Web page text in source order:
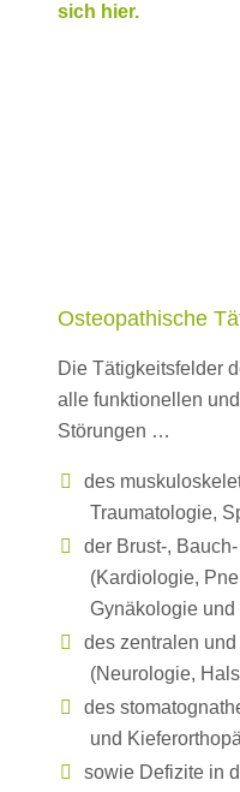
sich hier.
Osteopathische
Die Tätigkeitsfelder
alle funktionellen
Störungen …
des
Traumatologie,
der Brust-,
(Kardiologie,
Gynäkologie
des zentralen
(Neurologie,
des
und
sowie Defizite in